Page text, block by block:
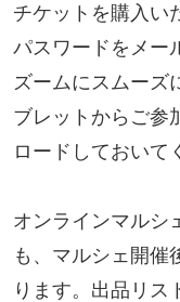
チケットを購入い
パスワードをメー
ズームにスムーズ
ブレットからご参
ロードしておいて
オンラインマルシ
も、マルシェ開催
ります。出品リス